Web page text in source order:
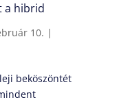
a hibrid
10. |
beköszöntét